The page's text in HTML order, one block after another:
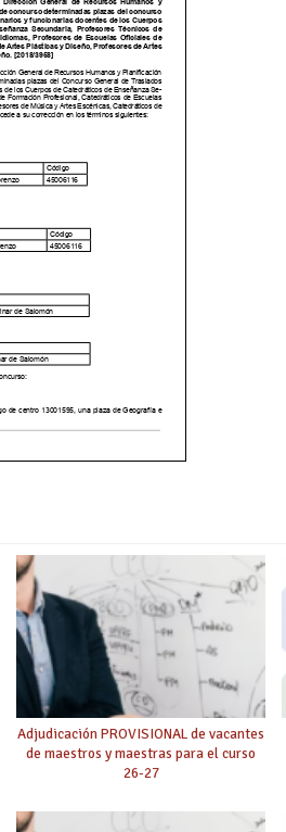
Adjudicación PROVISIONAL de vacantes
de maestros y maestras para el curso
26-27